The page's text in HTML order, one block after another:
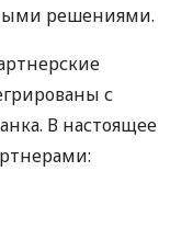
решениями.
с
В настоящее